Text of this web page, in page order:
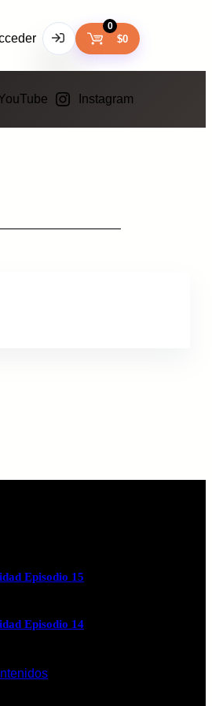
0
$0
Instagram
Episodio 15
Episodio 14